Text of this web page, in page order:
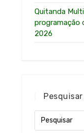
Quitanda
programação
2026
Pesquisar